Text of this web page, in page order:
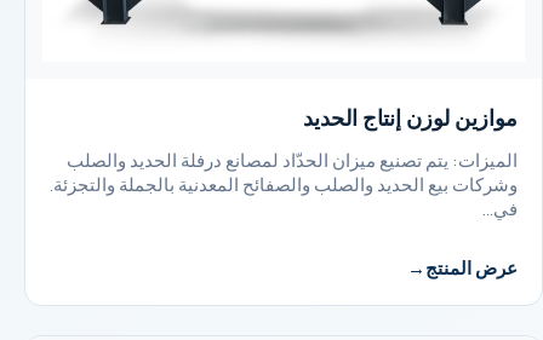
موازين لوزن إنتاج الحديد
الميزات: يتم تصنيع ميزان الحدّاد لمصانع درفلة الحديد والصلب
وشركات بيع الحديد والصلب والصفائح المعدنية بالجملة والتجزئة.
في…
عرض المنتج